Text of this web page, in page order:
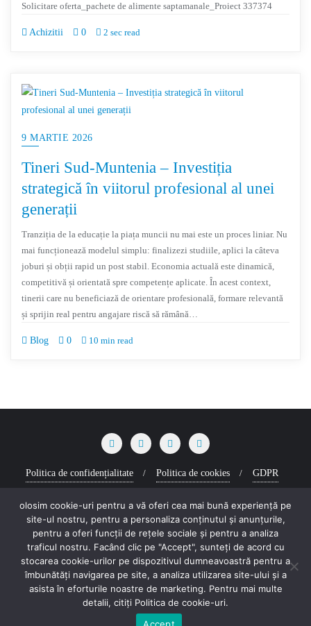
Solicitare oferta_pachete de alimente saptamanale_Proiect 337374
Achizitii 0 2 sec read
9 MARTIE 2026
Tineri Sud-Muntenia – Investiția
strategică în viitorul profesional al unei
generații
Tranziția de la educație la piața muncii nu mai este un proces liniar. Nu
mai funcționează modelul simplu: finalizezi studiile, aplici la câteva
joburi și obții rapid un post stabil. Economia actuală este dinamică,
competitivă și orientată spre competențe aplicate. În acest context,
tinerii care nu beneficiază de orientare profesională, formare relevantă
și sprijin real pentru angajare riscă să rămână…
Blog 0 10 min read
Politica de confidențialitate Politica de cookies GDPR
Copyright ©2026 Tineri Sud Muntenia . All rights reserved. Powered by
WordPress &Designed byBizberg Themes
Program cofinanțat din Fondul Social European+ prin Programul Educație și
Ocupare 2021 – 2027.
Continutul acestui material nu reprezinta in mod obligatoriu pozitia oficiala a
Uniunii Europene sau a Guvernului Romaniei.
Pentru informații detaliate despre celelate programe cofinanțate de Uniunea
olosim cookie-uri pentru a vă oferi cea mai bună experiență pe
site-ul nostru, pentru a personaliza conținutul și anunțurile,
pentru a oferi funcții de rețele sociale și pentru a analiza
traficul nostru. Facând clic pe "Accept", sunteți de acord cu
stocarea cookie-urilor pe dispozitivul dumneavoastră pentru a
îmbunătăți navigarea pe site, a analiza utilizarea site-ului și a
asista în eforturile noastre de marketing. Pentru mai multe
detalii, citiți Politica de cookie-uri.
Accept